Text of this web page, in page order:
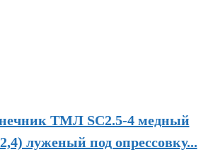
ТМЛ SC2.5-4 медный
луженый под опрессовку...